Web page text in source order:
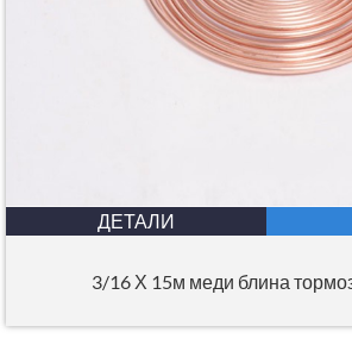
ДЕТАЛИ
3/16 Х 15м меди блина